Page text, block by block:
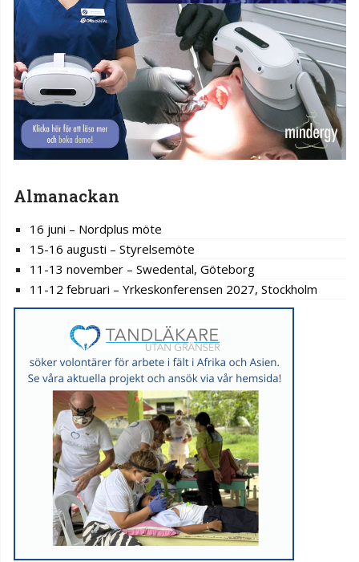
Almanackan
16 juni – Nordplus möte
15-16 augusti – Styrelsemöte
11-13 november – Swedental, Göteborg
11-12 februari – Yrkeskonferensen 2027, Stockholm